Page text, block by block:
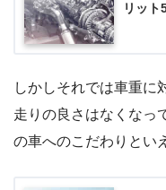
リット
しかしそれでは車重に
走りの良さはなくなっ
の車へのこだわりとい